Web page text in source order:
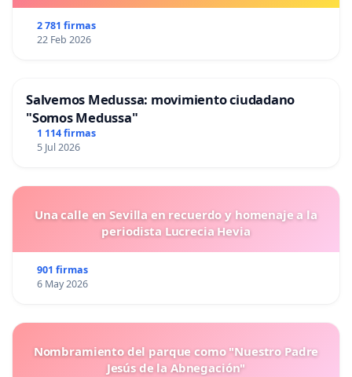
2 781 firmas
22 Feb 2026
Salvemos Medussa: movimiento ciudadano
"Somos Medussa"
1 114 firmas
5 Jul 2026
Una calle en Sevilla en recuerdo y homenaje a la
periodista Lucrecia Hevia
901 firmas
6 May 2026
Nombramiento del parque como "Nuestro Padre
Jesús de la Abnegación"